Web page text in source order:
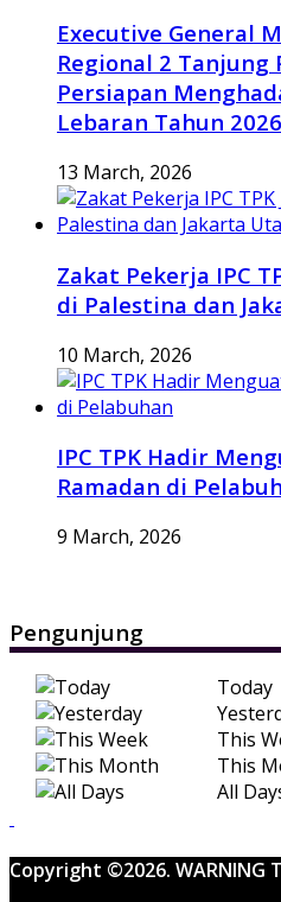
Executive General
Regional 2 Tanjung
Persiapan
Lebaran Tahun 2026
13 March, 2026
Zakat Pekerja IPC
di Palestina dan
10 March, 2026
IPC TPK Hadir
Ramadan di
9 March, 2026
Pengunjung
Today
This
This
All
Copyright ©2026. WARNING